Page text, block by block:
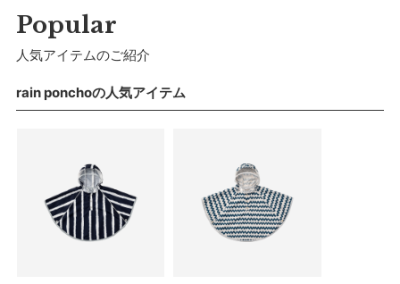
きます。
【素材】
柔らかくしなやかな撥水加工のポリエステル生地。雨具特有の
ガサガサという音が苦手な子どもも着用しやすいように。
柔らかいイエローは、霧の向こうから差し込む光のよう。淡く
上品な色味で子どもを包み込みます。
【ロングユース】
袖口のゴムを縮めることで、袖丈の調整が可能です。およそ
おります。
【お問い合わせ・発送の再開について】
休業中にいただいたお問い合わせやご注文につきましては、翌
営業日より順次対応させていただきます。
※ 夏季休業のご案内
■ 出荷について
午前9時までのご注文は、【営業日から当日】の発送となりま
ずご連絡ください。
■ お客様都合による返品・交換
ります。
弊社で負担いたします。
■ ご注意
・初期不良、商品間違いなどによる返品の場合でも、長期経過
している場合お断りさせていただきます。
Popular
人気アイテムのご紹介
rain ponchoの人気アイテム